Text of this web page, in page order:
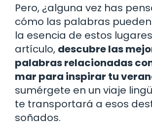
Pero, ¿alguna vez has
cómo las palabras
la esencia de estos
artículo, descubre las
palabras relacionadas
mar para inspirar tu
sumérgete en un viaje
te transportará a esos
soñados.